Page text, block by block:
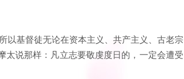
以基督徒无论在资本主义、共产主义、古老宗
说那样：凡立志要敬虔度日的，一定会遭受